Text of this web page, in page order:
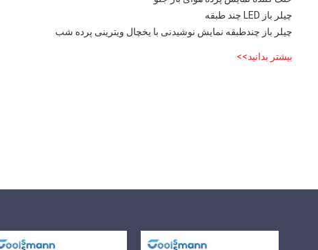
چیلر باز LED چند طبقه
چیلر باز چندطبقه نمایش نوشیدنی با یخچال ویترینی پرده شب
بیشتر بدانید>>